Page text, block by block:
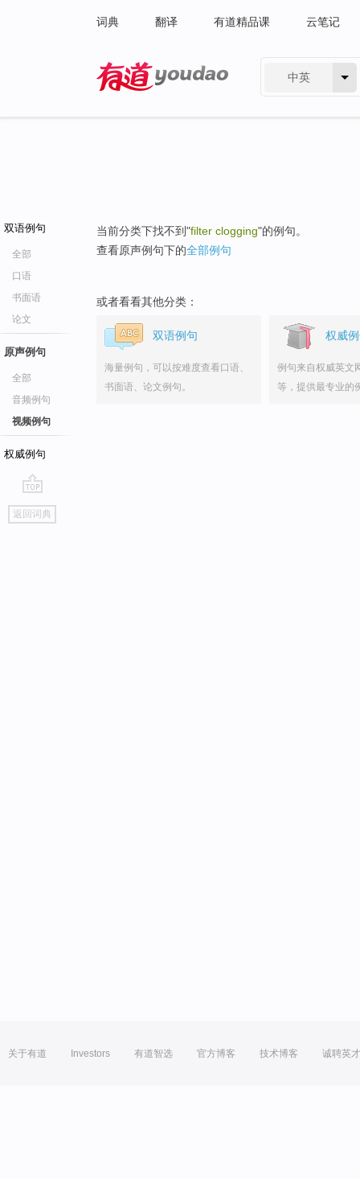
词典 翻译 有道精品课 云笔记
中英
双语例句
全部
口语
书面语
论文
原声例句
全部
音频例句
视频例句
权威例句
go
top
返回词典
当前分类下找不到"filter clogging"的例句。
查看原声例句下的全部例句
或者看看其他分类：
双语例句
海量例句，可以按难度查看口语、
书面语、论文例句。
权威
例句来自权威英文
等，提供最专业的
关于有道 Investors 有道智选 官方博客 技术博客 诚聘英才